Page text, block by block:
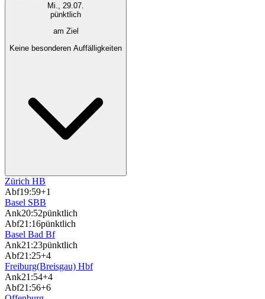
Mi., 29.07.
pünktlich
am Ziel
Keine besonderen Auffälligkeiten
Zürich HB
Abf19:59+1
Basel SBB
Ank20:52pünktlich
Abf21:16pünktlich
Basel Bad Bf
Ank21:23pünktlich
Abf21:25+4
Freiburg(Breisgau) Hbf
Ank21:54+4
Abf21:56+6